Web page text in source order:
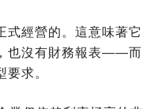
式經營的。這意味著它
也沒有財務報表——而
求。